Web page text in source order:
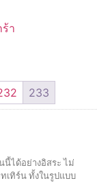
า
233
ได้อย่างอิสระ ไม่
เทิร์น ทั้งในรูปแบบ